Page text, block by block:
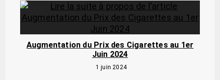
Augmentation du Prix des Cigarettes au 1er
Juin 2024
1 juin 2024